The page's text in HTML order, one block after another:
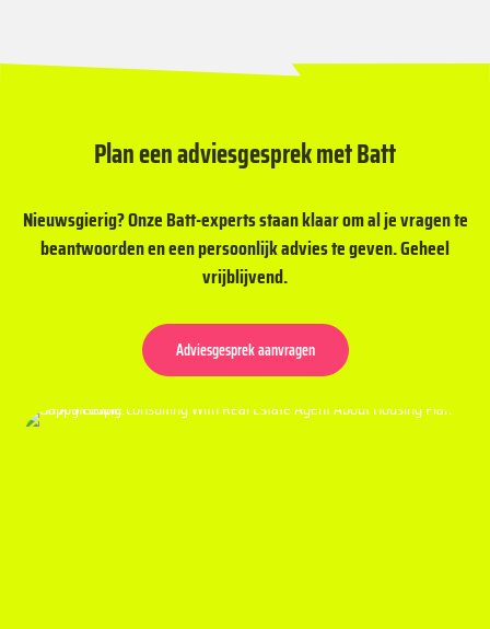
Plan een adviesgesprek met Batt
Nieuwsgierig? Onze Batt-experts staan klaar om al je vragen te
beantwoorden en een persoonlijk advies te geven. Geheel
vrijblijvend.
Adviesgesprek aanvragen